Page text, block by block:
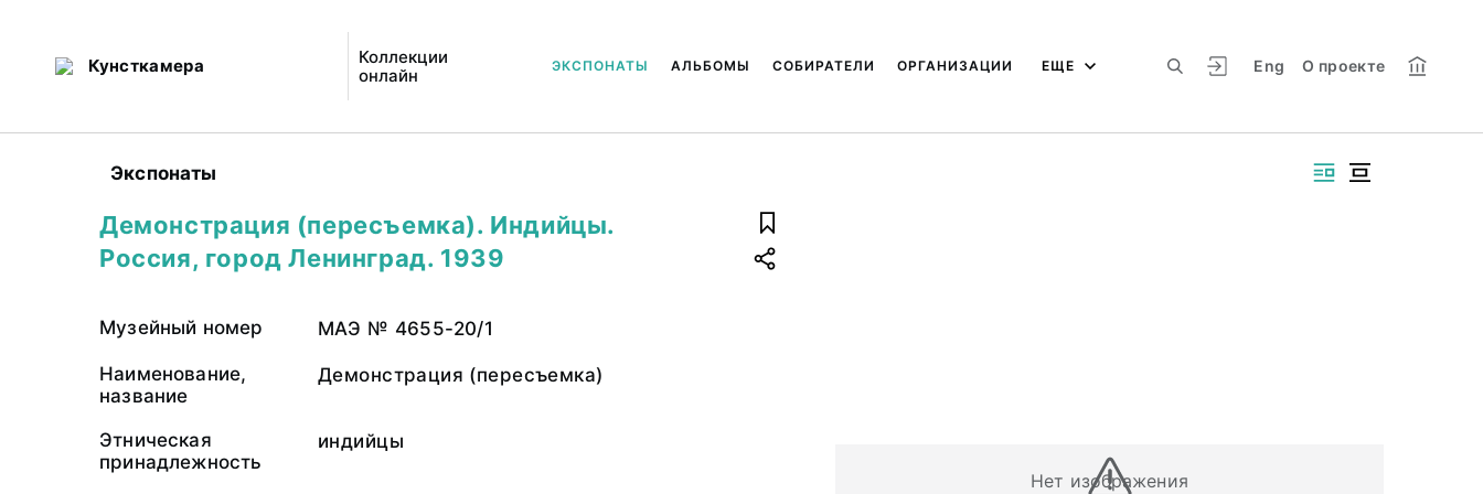
Кунсткамера
Коллекции
онлайн
Eng О проекте
ЭКСПОНАТЫ АЛЬБОМЫ СОБИРАТЕЛИ ОРГАНИЗАЦИИ ЕЩЕ
Экспонаты
Нет изображения
Демонстрация (пересъемка). Индийцы.
Россия, город Ленинград. 1939
Музейный номер МАЭ № 4655-20/1
Наименование,
название
Демонстрация (пересъемка)
Этническая
принадлежность
индийцы